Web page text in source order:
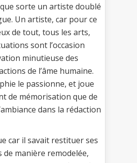
sorte un artiste doublé
Un artiste, car pour ce
de tout, tous les arts,
sont l’occasion
minutieuse des
de l’âme humaine.
le passionne, et joue
de mémorisation que de
dans la rédaction
car il savait restituer ses
manière remodelée,